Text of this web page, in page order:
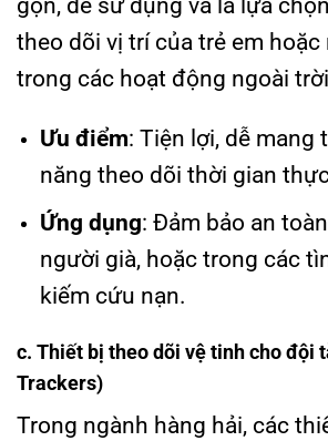
gọn, dễ sử dụng và là lựa
theo dõi vị trí của trẻ em
trong các hoạt động ngoài
Ưu điểm: Tiện lợi, dễ mang
năng theo dõi thời gian
Ứng dụng: Đảm bảo an
người già, hoặc trong các
kiếm cứu nạn.
c. Thiết bị theo dõi vệ tinh cho đội
Trackers)
Trong ngành hàng hải, các